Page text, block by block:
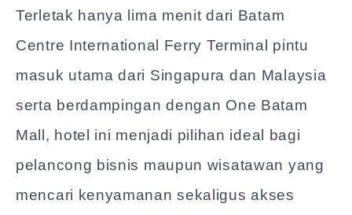
Terletak hanya lima menit dari Batam
Centre International Ferry Terminal pintu
masuk utama dari Singapura dan Malaysia
serta berdampingan dengan One Batam
Mall, hotel ini menjadi pilihan ideal bagi
pelancong bisnis maupun wisatawan yang
mencari kenyamanan sekaligus akses